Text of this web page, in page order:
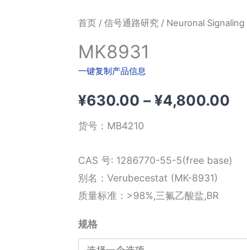
首页/ 信号通路研究/ Neuronal Signaling
MK8931
一键复制产品信息
¥630.00 – ¥4,800.00价
范
货号： MB4210
CAS 号: 1286770-55-5(free base)
别名：Verubecestat (MK-8931)
质量标准：>98%,三氟乙酸盐,BR
规格